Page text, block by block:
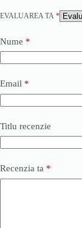
EVALUAREA TA *
Nume *
Email *
Titlu recenzie
Recenzia ta *